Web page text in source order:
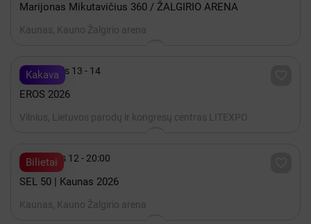
Marijonas Mikutavičius 360 / ŽALGIRIO ARENA
Kaunas, Kauno Žalgirio arena
Kakava
 Lapkritis 13 - 14
EROS 2026
Vilnius, Lietuvos parodų ir kongresų centras LITEXPO
Bilietai
 Gruodis 12 - 20:00
SEL 50 | Kaunas 2026
Kaunas, Kauno Žalgirio arena